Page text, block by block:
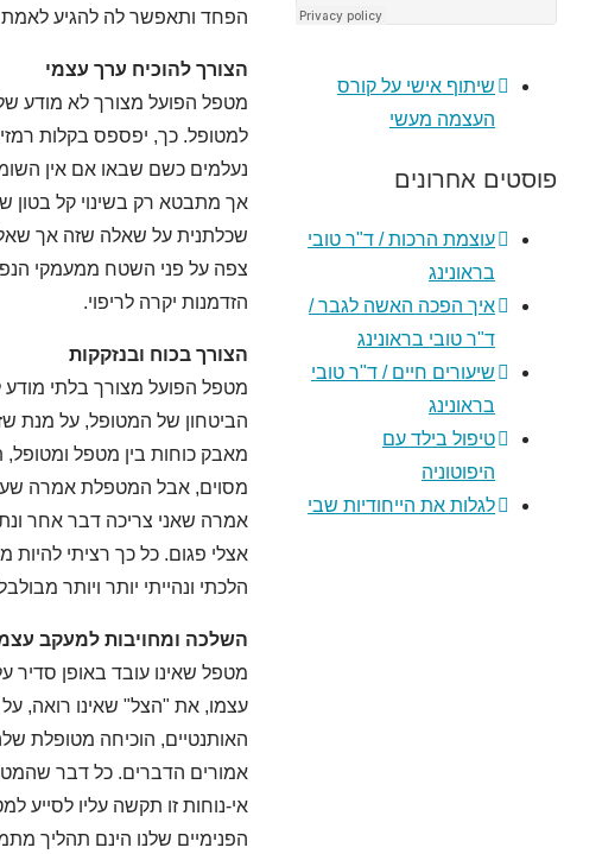
שיתוף אישי על קורס
העצמה מעשי
פוסטים אחרונים
עוצמת הרכות / ד"ר טובי
בראונינג
איך הפכה האשה לגבר /
ד"ר טובי בראונינג
שיעורים חיים / ד"ר טובי
בראונינג
טיפול בילד עם
היפוטוניה
לגלות את הייחודיות שבי
הפחד ותאפשר לה להגיע לאמת
הצורך להוכיח ערך עצמי
מטפל הפועל מצורך לא מודע
למטופל. כך, יפספס בקלות
נעלמים כשם שבאו אם אין
אך מתבטא רק בשינוי קל
שכלתנית על שאלה שזה אך
צפה על פני השטח ממעמקי
הזדמנות יקרה לריפוי.
הצורך בכוח ובנזקקות
מטפל הפועל מצורך בלתי מודע
הביטחון של המטופל, על מנת
מאבק כוחות בין מטפל
מסוים, אבל המטפלת אמרה
אמרה שאני צריכה דבר אחר
אצלי פגום. כל כך רציתי
הלכתי ונהייתי יותר ויותר
השלכה ומחויבות למעקב
מטפל שאינו עובד באופן סדיר
עצמו, את "הצל" שאינו רואה,
האותנטיים, הוכיחה מטופלת
אמורים הדברים. כל דבר
אי-נוחות זו תקשה עליו לסייע
הפנימיים שלנו הינם תהליך